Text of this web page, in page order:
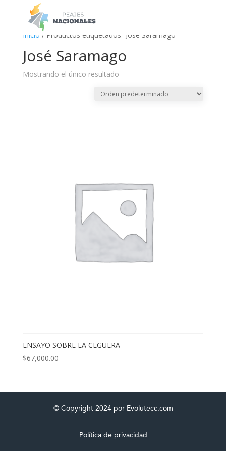
Inicio / Productos etiquetados “José Saramago”
José Saramago
Mostrando el único resultado
ENSAYO SOBRE LA CEGUERA
$67,000.00
© Copyright 2024 por Evolutecc.com
Política de privacidad